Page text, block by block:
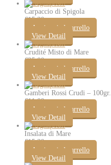
Carpaccio di Spigola
€15.30
Aggiungi al carrello
View Detail
Crudité Misto di Mare
€25.00
Aggiungi al carrello
View Detail
Gamberi Rossi Crudi – 100gr.
€11.00
Aggiungi al carrello
View Detail
Insalata di Mare
€15.30
Aggiungi al carrello
View Detail